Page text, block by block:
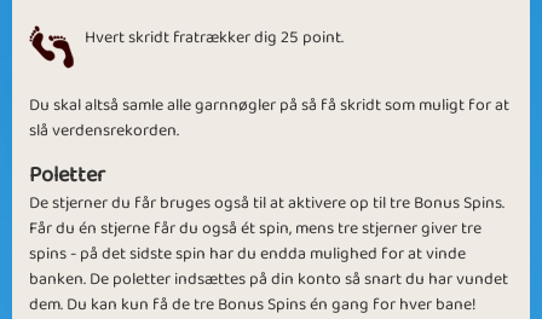
Voodoo
Springtime
Hvert skridt fratrækker dig 25 point.
Du skal altså samle alle garnnøgler på så få skridt som muligt for at
slå verdensrekorden.
Poletter
De stjerner du får bruges også til at aktivere op til tre Bonus Spins.
Får du én stjerne får du også ét spin, mens tre stjerner giver tre
spins - på det sidste spin har du endda mulighed for at vinde
banken. De poletter indsættes på din konto så snart du har vundet
dem. Du kan kun få de tre Bonus Spins én gang for hver bane!